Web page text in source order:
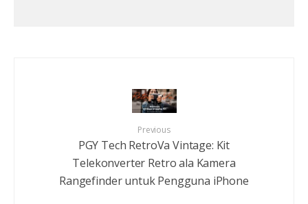
Previous
PGY Tech RetroVa Vintage: Kit
Telekonverter Retro ala Kamera
Rangefinder untuk Pengguna iPhone